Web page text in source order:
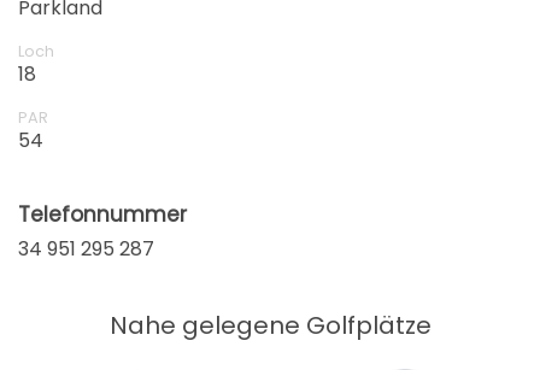
Parkland
Loch
18
PAR
54
Telefonnummer
34 951 295 287
Nahe gelegene Golfplätze